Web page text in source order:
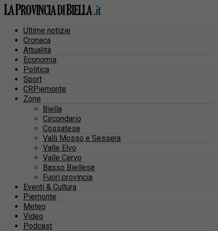
Ultime notizie
Cronaca
Attualità
Economia
Politica
Sport
CRPiemonte
Zone
Biella
Circondario
Cossatese
Valli Mosso e Sessera
Valle Elvo
Valle Cervo
Basso Biellese
Fuori provincia
Eventi & Cultura
Piemonte
Meteo
Video
Podcast